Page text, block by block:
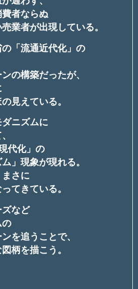
費者ならぬ
業者が出現している。
「流通近代化」の
の構築だったが、
見えている。
ダニズムに
代化」の
」現象が現れる。
さに
てきている。
ズなど
の
を追うことで、
柄を描こう。